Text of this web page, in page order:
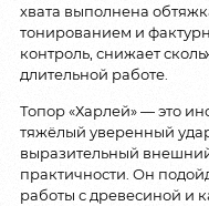
хвата выполнена
тонированием и
контроль, снижает
длительной работе.
Топор «Харлей» — это
тяжёлый уверенный
выразительный
практичности. Он
работы с древесиной и